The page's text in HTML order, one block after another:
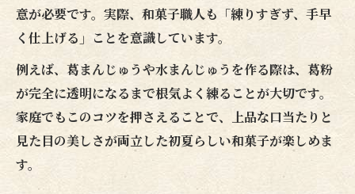
意が必要です。実際、和菓子職人も「練りすぎず、手早
く仕上げる」ことを意識しています。
例えば、葛まんじゅうや水まんじゅうを作る際は、葛粉
が完全に透明になるまで根気よく練ることが大切です。
家庭でもこのコツを押さえることで、上品な口当たりと
見た目の美しさが両立した初夏らしい和菓子が楽しめま
す。